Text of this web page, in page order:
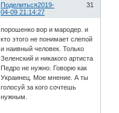
Поделиться 31
2019-
04-09 21:14:27
порошенко вор и мародер. и
кто этого не понимает слепой
и наивный человек. Только
Зеленский и никакого артиста
Педро не нужно. Говорю как
Украинец. Мое мнение. А ты
голосуй за кого сочтешь
нужным.